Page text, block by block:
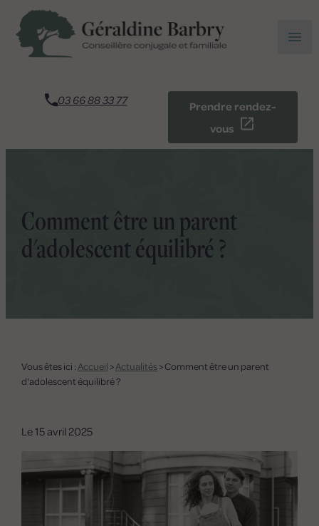
menu
03 66 88 33 77
Prendre rendez-
vous
Comment être un parent
d'adolescent équilibré ?
Vous êtes ici : Accueil >Actualités> Comment être un parent
d'adolescent équilibré ?
Le15 avril 2025
Panneau de gestion des cookies